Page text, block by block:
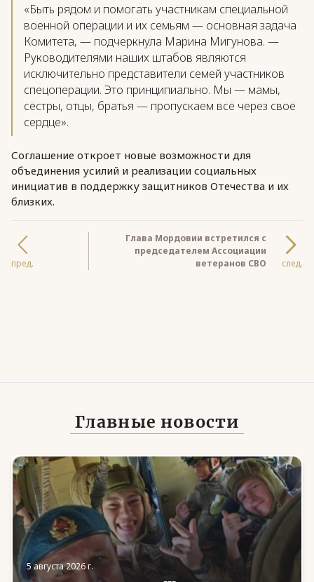
«Быть рядом и помогать участникам специальной
военной операции и их семьям — основная задача
Комитета, — подчеркнула Марина Мигунова. —
Руководителями наших штабов являются
исключительно представители семей участников
спецоперации. Это принципиально. Мы — мамы,
сёстры, отцы, братья — пропускаем всё через своё
сердце».
Соглашение откроет новые возможности для
объединения усилий и реализации социальных
инициатив в поддержку защитников Отечества и их
близких.
пред.
Глава Мордовии встретился с
председателем Ассоциации
ветеранов СВО
след.
Главные новости
5 августа 2026 г.